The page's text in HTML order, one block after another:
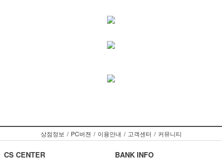
상점정보 / PC버젼 / 이용안내 / 고객센터 / 커뮤니티
CS CENTER BANK INFO